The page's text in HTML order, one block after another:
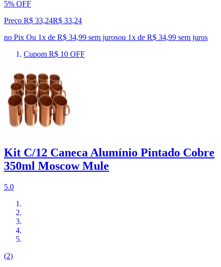
5% OFF
Preço R$ 33,24R$ 33,24
no Pix Ou 1x de R$ 34,99 sem jurosou 1x de R$ 34,99 sem juros
Cupom R$ 10 OFF
Kit C/12 Caneca Alumínio Pintado Cobre
350ml Moscow Mule
5.0
(2)